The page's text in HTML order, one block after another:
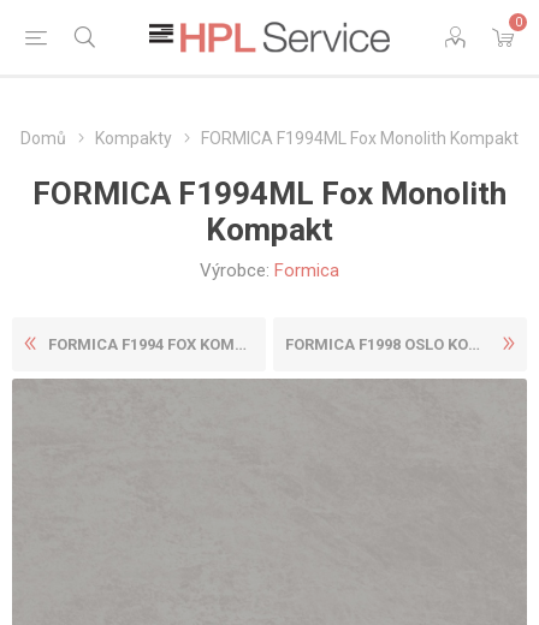
0
Domů Kompakty FORMICA F1994ML Fox Monolith Kompakt
FORMICA F1994ML Fox Monolith
Kompakt
Výrobce: Formica
FORMICA F1994 FOX KOMPAKT FORMICA F1998 OSLO KOMPAKT